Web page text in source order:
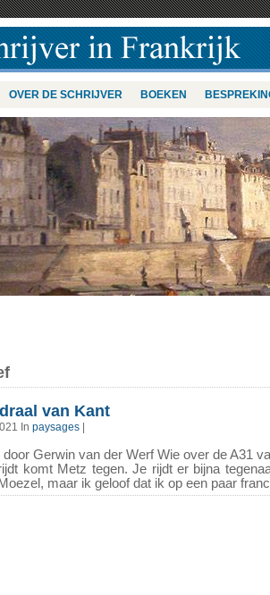
OVER DE SCHRIJVER BOEKEN
van Kant
In paysages
Gerwin van der Werf Wie over de A31
komt Metz tegen. Je rijdt er bijna
maar ik geloof dat ik op een paar